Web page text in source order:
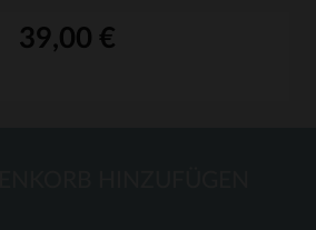
39,00 €